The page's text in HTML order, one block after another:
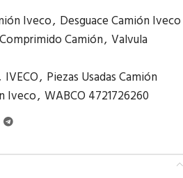
Iveco, Desguace Camión Iveco
Camión, Valvula
IVECO, Piezas Usadas Camión
Iveco, WABCO 4721726260